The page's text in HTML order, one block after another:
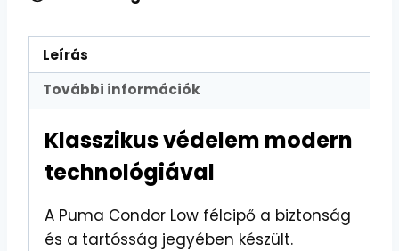
Leírás
További információk
Klasszikus védelem modern
technológiával
A Puma Condor Low félcipő a biztonság
és a tartósság jegyében készült.